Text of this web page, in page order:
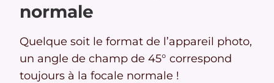
normale
Quelque soit le format de l’appareil photo,
un angle de champ de 45° correspond
toujours à la focale normale !